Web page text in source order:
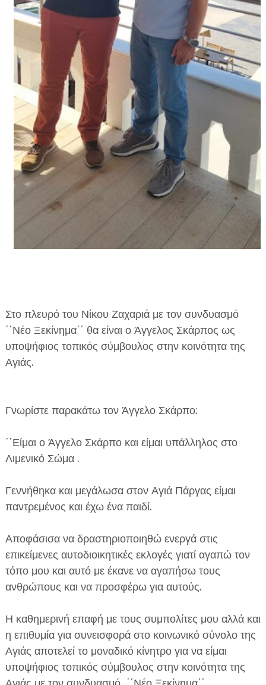
ΠΛΗΡΟΦΟΡΙΕΣ
Στο πλευρό του Νίκου Ζαχαριά με τον συνδυασμό
΄΄Νέο Ξεκίνημα΄΄ θα είναι ο Άγγελος Σκάρπος ως
υποψήφιος τοπικός σύμβουλος στην κοινότητα της
Αγιάς.
Γνωρίστε παρακάτω τον Άγγελο Σκάρπο:
΄΄Είμαι ο Άγγελο Σκάρπο και είμαι υπάλληλος στο
Λιμενικό Σώμα .
Γεννήθηκα και μεγάλωσα στον Αγιά Πάργας είμαι
παντρεμένος και έχω ένα παιδί.
Αποφάσισα να δραστηριοποιηθώ ενεργά στις
επικείμενες αυτοδιοικητικές εκλογές γιατί αγαπώ τον
τόπο μου και αυτό με έκανε να αγαπήσω τους
ανθρώπους και να προσφέρω για αυτούς.
Η καθημερινή επαφή με τους συμπολίτες μου αλλά και
η επιθυμία για συνεισφορά στο κοινωνικό σύνολο της
Αγιάς αποτελεί το μοναδικό κίνητρο για να είμαι
υποψήφιος τοπικός σύμβουλος στην κοινότητα της